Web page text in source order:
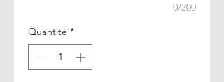
0/200
Quantité *